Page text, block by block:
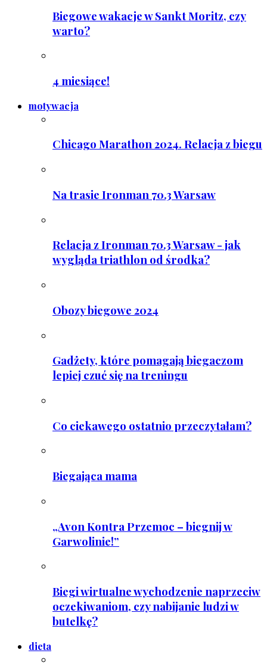
Biegowe wakacje w Sankt Moritz, czy
warto?
4 miesiące!
motywacja
Chicago Marathon 2024. Relacja z biegu
Na trasie Ironman 70.3 Warsaw
Relacja z Ironman 70.3 Warsaw - jak
wygląda triathlon od środka?
Obozy biegowe 2024
Gadżety, które pomagają biegaczom
lepiej czuć się na treningu
Co ciekawego ostatnio przeczytałam?
Biegająca mama
„Avon Kontra Przemoc – biegnij w
Garwolinie!”
Biegi wirtualne wychodzenie naprzeciw
oczekiwaniom, czy nabijanie ludzi w
butelkę?
dieta